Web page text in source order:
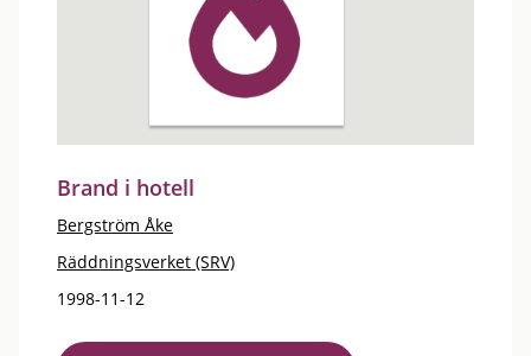
Brand i hotell
Bergström Åke
Räddningsverket (SRV)
1998-11-12